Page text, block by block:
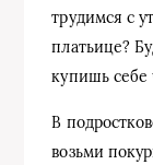
трудимся с
платьице?
купишь себе
В
возьми